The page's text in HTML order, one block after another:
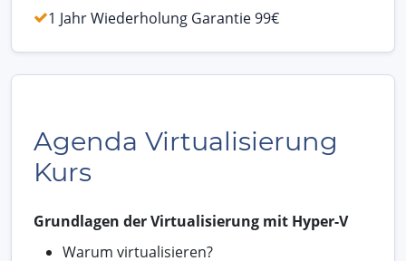
1 Jahr Wiederholung Garantie 99€
Agenda Virtualisierung
Kurs
Grundlagen der Virtualisierung mit Hyper-V
Warum virtualisieren?